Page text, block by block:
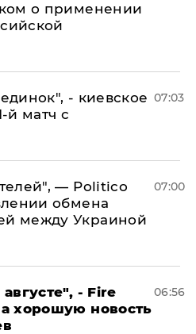
о применении
- киевское
й матч с
07:03
— Politico
обмена
между Украиной
07:00
- Fire
хорошую новость
06:56